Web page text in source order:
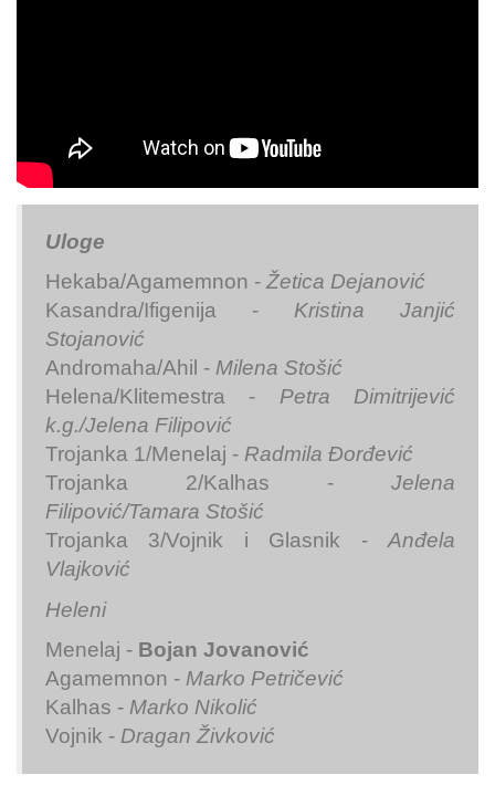
Uloge
Hekaba/Agamemnon -Žetica Dejanović
Kasandra/Ifigenija - Kristina Janjić
Stojanović
Andromaha/Ahil - Milena Stošić
Helena/Klitemestra - Petra Dimitrijević
k.g./Jelena Filipović
Trojanka 1/Menelaj - Radmila Đorđević
Trojanka 2/Kalhas - Jelena
Filipović/Tamara Stošić
Trojanka 3/Vojnik i Glasnik -Anđela
Vlajković
Heleni
Menelaj - Bojan Jovanović
Agamemnon - Marko Petričević
Kalhas - Marko Nikolić
Vojnik - Dragan Živković